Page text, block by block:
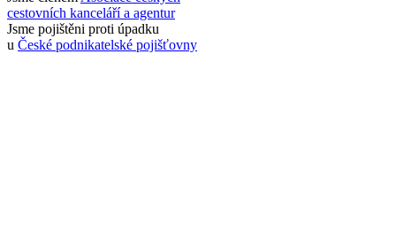
cestovních kanceláří a agentur
Jsme pojištěni proti úpadku
u České podnikatelské pojišťovny